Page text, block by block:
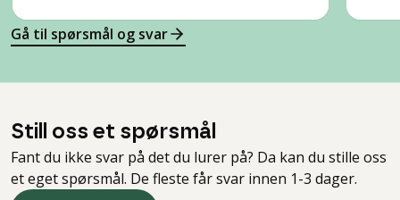
Gå til spørsmål og svar
Still oss et spørsmål
Fant du ikke svar på det du lurer på? Da kan du stille oss
et eget spørsmål. De fleste får svar innen 1-3 dager.